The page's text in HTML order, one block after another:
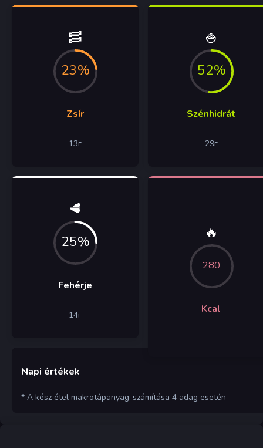
🥓
23%
Zsír
13г
🍚
52%
Szénhidrát
29г
🥩
25%
Fehérje
14г
🔥
280
Kcal
Napi értékek
* A kész étel makrotápanyag-számítása 4 adag esetén